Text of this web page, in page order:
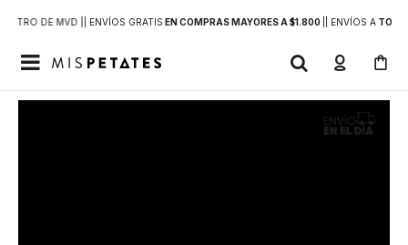
DE MVD | | ENVÍOS GRATIS EN COMPRAS MAYORES A $1.800 | ENVÍOS ATODO
